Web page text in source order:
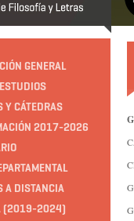
GENERAL
Y CÁTEDRAS
2017-2026
A DISTANCIA
(2019-2024)